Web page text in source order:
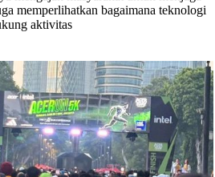
memperlihatkan bagaimana teknologi
aktivitas